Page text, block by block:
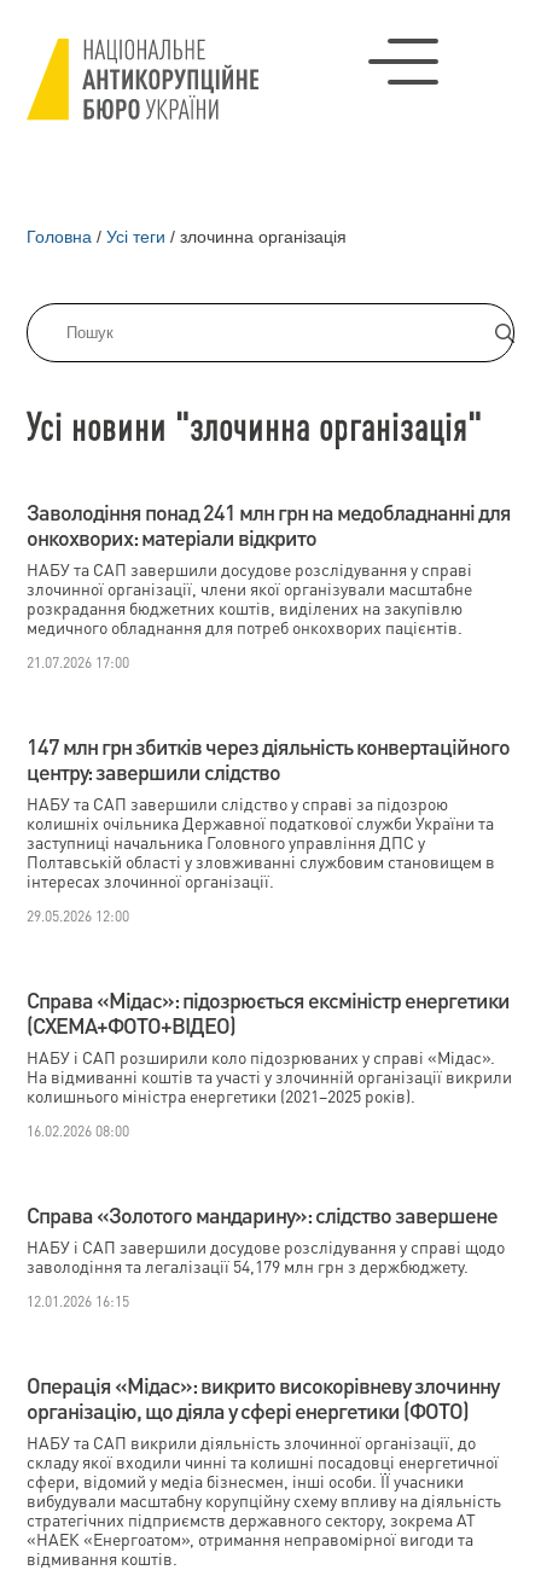
Головна / Усі теги / злочинна організація
Усі новини "злочинна організація"
Заволодіння понад 241 млн грн на медобладнанні для
онкохворих: матеріали відкрито
НАБУ та САП завершили досудове розслідування у справі
злочинної організації, члени якої організували масштабне
розкрадання бюджетних коштів, виділених на закупівлю
медичного обладнання для потреб онкохворих пацієнтів.
21.07.2026 17:00
147 млн грн збитків через діяльність конвертаційного
центру: завершили слідство
НАБУ та САП завершили слідство у справі за підозрою
колишніх очільника Державної податкової служби України та
заступниці начальника Головного управління ДПС у
Полтавській області у зловживанні службовим становищем в
інтересах злочинної організації.
29.05.2026 12:00
Справа «Мідас»: підозрюється ексміністр енергетики
(СХЕМА+ФОТО+ВІДЕО)
НАБУ і САП розширили коло підозрюваних у справі «Мідас».
На відмиванні коштів та участі у злочинній організації викрили
колишнього міністра енергетики (2021–2025 років).
16.02.2026 08:00
Справа «Золотого мандарину»: слідство завершене
НАБУ і САП завершили досудове розслідування у справі щодо
заволодіння та легалізації 54,179 млн грн з держбюджету.
12.01.2026 16:15
Операція «Мідас»: викрито високорівневу злочинну
організацію, що діяла у сфері енергетики (ФОТО)
НАБУ та САП викрили діяльність злочинної організації, до
складу якої входили чинні та колишні посадовці енергетичної
сфери, відомий у медіа бізнесмен, інші особи. ЇЇ учасники
вибудували масштабну корупційну схему впливу на діяльність
стратегічних підприємств державного сектору, зокрема АТ
«НАЕК «Енергоатом», отримання неправомірної вигоди та
відмивання коштів.